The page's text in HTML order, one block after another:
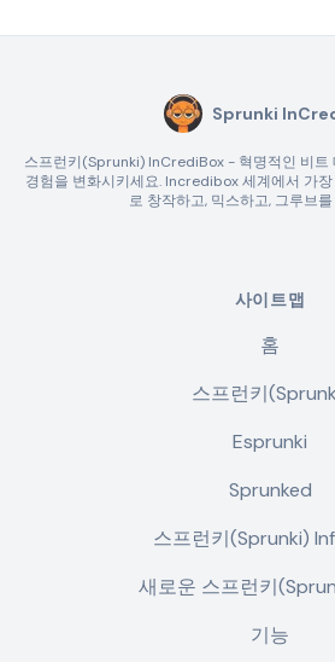
Sprunki
스프런키(Sprunki) InCrediBox - 혁명적인 비트
경험을 변화시키세요. Incredibox 세계에서 가
로 창작하고, 믹스하고, 그루브
사이트맵
홈
스프런키
Esprunki
Sprunked
스프런키(Sprunki)
새로운 스프런키
기능